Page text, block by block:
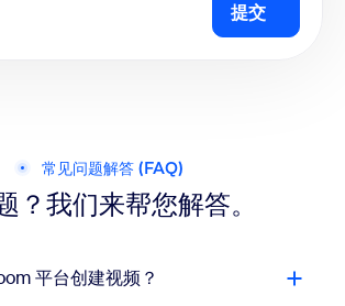
提交
常见问题解答 (FAQ)
？我们来帮您解答。
平台创建视频？